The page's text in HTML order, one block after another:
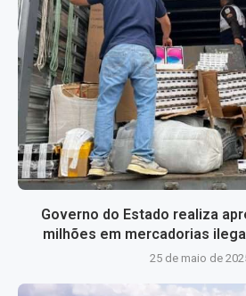
Governo do Estado realiza
milhões em mercadorias
25 de maio de